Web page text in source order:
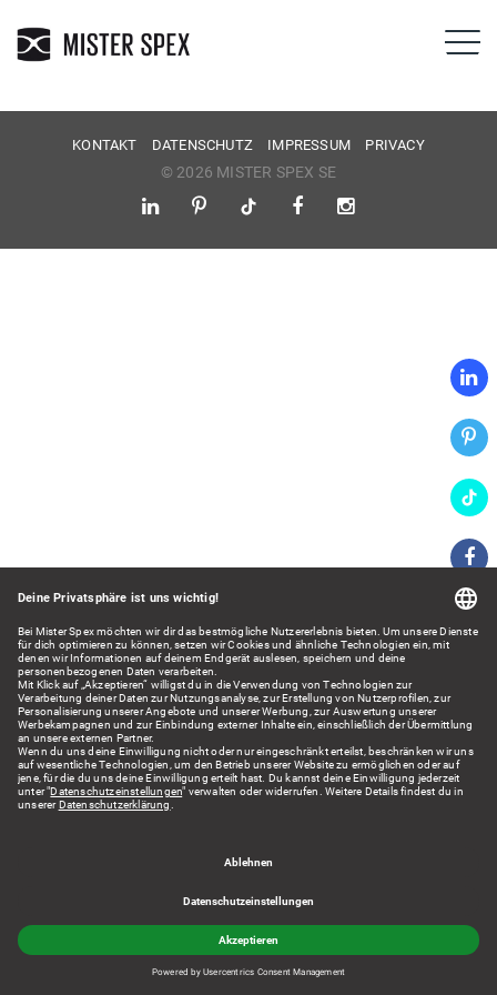
KONTAKT DATENSCHUTZ IMPRESSUM PRIVACY
© 2026 MISTER SPEX SE